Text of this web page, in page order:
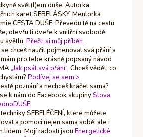
svět(l)em duše. Autorka
karet SEBELÁSKY. Mentorka
CESTA DUŠE. Převedu tě na cestu
otevřu ti dveře k vnitřní svobodě
světlu.Přečti si můj příběh .
chceš naučit pojmenovat svá přání a
pro tebe krásně popsaný návod
„Jak psát svá přání“. Chceš vědět, co
Podívej se sem >
poznání a nechceš kráčet sama?
k nám do Facebook skupiny Slova
.
SEBELÉČENÍ, které můžete
a pomoci nejen sama sobě, ale i
lidem. Mojí radostí jsouEnergetické